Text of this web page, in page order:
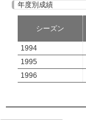
年度別成績
シーズン
1994
1995
1996